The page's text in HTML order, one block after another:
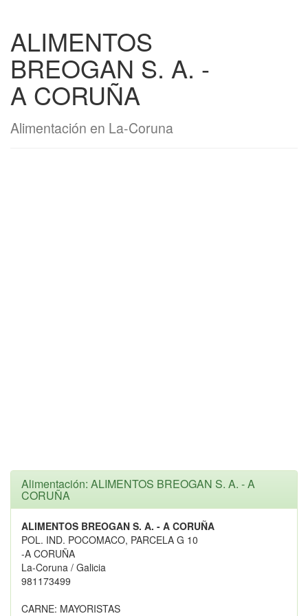
ALIMENTOS
BREOGAN S. A. -
A CORUÑA
Alimentación en La-Coruna
Alimentación: ALIMENTOS BREOGAN S. A. - A
CORUÑA
ALIMENTOS BREOGAN S. A. - A CORUÑA
POL. IND. POCOMACO, PARCELA G 10
-A CORUÑA
La-Coruna / Galicia
981173499
CARNE: MAYORISTAS